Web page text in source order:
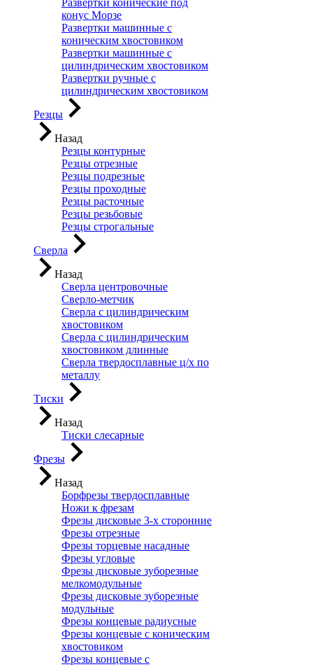
Развертки конические под
конус Морзе
Развертки машинные с
коническим хвостовиком
Развертки машинные с
цилиндрическим хвостовиком
Развертки ручные с
цилиндрическим хвостовиком
Резцы
Назад
Резцы контурные
Резцы отрезные
Резцы подрезные
Резцы проходные
Резцы расточные
Резцы резьбовые
Резцы строгальные
Сверла
Назад
Сверла центровочные
Сверло-метчик
Сверла с цилиндрическим
хвостовиком
Сверла с цилиндрическим
хвостовиком длинные
Сверла твердосплавные ц/х по
металлу
Тиски
Назад
Тиски слесарные
Фрезы
Назад
Борфрезы твердосплавные
Ножи к фрезам
Фрезы дисковые 3-х сторонние
Фрезы отрезные
Фрезы торцевые насадные
Фрезы угловые
Фрезы дисковые зуборезные
мелкомодульные
Фрезы дисковые зуборезные
модульные
Фрезы концевые радиусные
Фрезы концевые с коническим
хвостовиком
Фрезы концевые с